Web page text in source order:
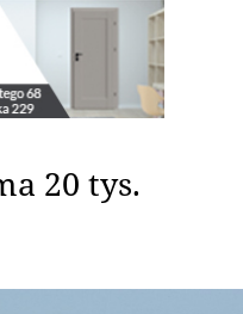
20 tys.